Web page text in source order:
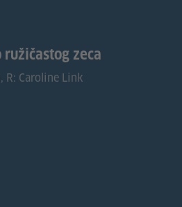
zeca
R: Caroline Link